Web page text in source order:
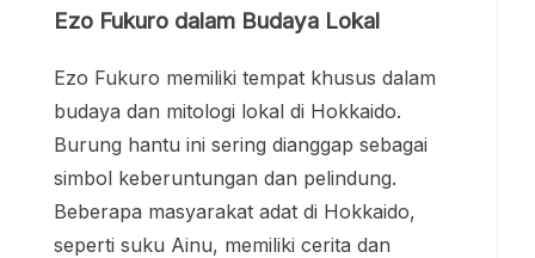
Ezo Fukuro dalam Budaya Lokal
Ezo Fukuro memiliki tempat khusus dalam
budaya dan mitologi lokal di Hokkaido.
Burung hantu ini sering dianggap sebagai
simbol keberuntungan dan pelindung.
Beberapa masyarakat adat di Hokkaido,
seperti suku Ainu, memiliki cerita dan